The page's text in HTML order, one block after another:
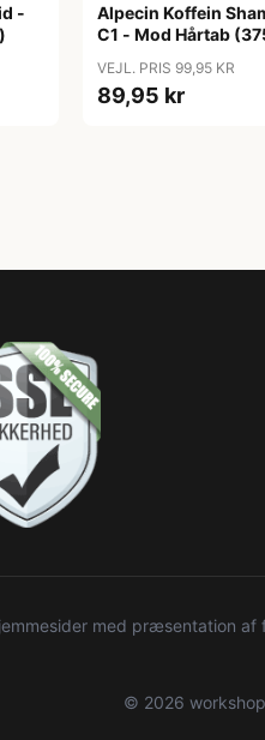
-
Alpecin Koffein
C1 - Mod Hårtab
VEJL. PRIS 99,95 KR
89,95 kr
med præsentation
© 2026